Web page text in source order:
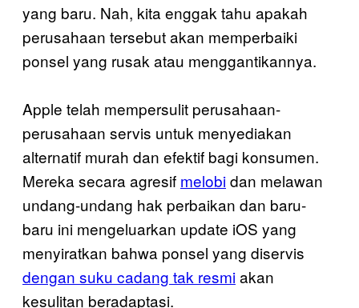
yang baru. Nah, kita enggak tahu apakah
perusahaan tersebut akan memperbaiki
ponsel yang rusak atau menggantikannya.
Apple telah mempersulit perusahaan-
perusahaan servis untuk menyediakan
alternatif murah dan efektif bagi konsumen.
Mereka secara agresif melobidan melawan
undang-undang hak perbaikan dan baru-
baru ini mengeluarkan update iOS yang
menyiratkan bahwa ponsel yang diservis
dengan suku cadang tak resmiakan
kesulitan beradaptasi.